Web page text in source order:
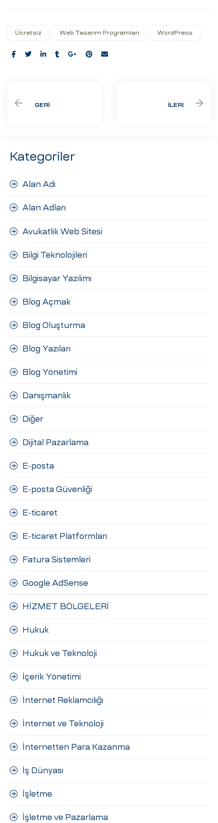
Ücretsiz Web Tasarım Programları WordPress
Share:
GERI İLERI
Kategoriler
Alan Adı
Alan Adları
Avukatlık Web Sitesi
Bilgi Teknolojileri
Bilgisayar Yazılımı
Blog Açmak
Blog Oluşturma
Blog Yazıları
Blog Yönetimi
Danışmanlık
Diğer
Dijital Pazarlama
E-posta
E-posta Güvenliği
E-ticaret
E-ticaret Platformları
Fatura Sistemleri
Google AdSense
HİZMET BÖLGELERİ
Hukuk
Hukuk ve Teknoloji
İçerik Yönetimi
İnternet Reklamcılığı
İnternet ve Teknoloji
İnternetten Para Kazanma
İş Dünyası
İşletme
İşletme ve Pazarlama